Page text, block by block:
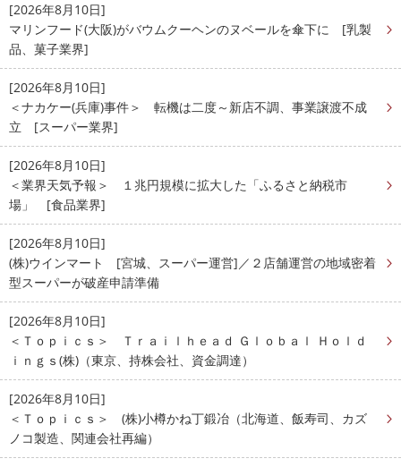
[2026年8月10日]
マリンフード(大阪)がバウムクーヘンのヌベールを傘下に [乳製
品、菓子業界]
[2026年8月10日]
＜ナカケー(兵庫)事件＞ 転機は二度～新店不調、事業譲渡不成
立 [スーパー業界]
[2026年8月10日]
＜業界天気予報＞ １兆円規模に拡大した「ふるさと納税市
場」 [食品業界]
[2026年8月10日]
(株)ウインマート [宮城、スーパー運営]／２店舗運営の地域密着
型スーパーが破産申請準備
[2026年8月10日]
＜Ｔｏｐｉｃｓ＞ Ｔｒａｉｌｈｅａｄ Ｇｌｏｂａｌ Ｈｏｌｄ
ｉｎｇｓ(株)（東京、持株会社、資金調達）
[2026年8月10日]
＜Ｔｏｐｉｃｓ＞ (株)小樽かね丁鍛冶（北海道、飯寿司、カズ
ノコ製造、関連会社再編）